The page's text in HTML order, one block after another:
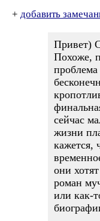
+ добавить
Привет)
Похоже,
проблема
сейчас
жизни
кажется,
они
роман
или как-